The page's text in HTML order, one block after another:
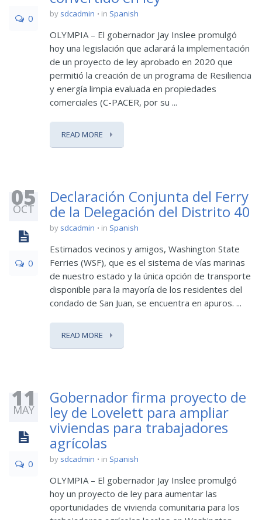
0 by sdcadmin in Spanish
OLYMPIA – El gobernador Jay Inslee promulgó
hoy una legislación que aclarará la implementación
de un proyecto de ley aprobado en 2020 que
permitió la creación de un programa de Resiliencia
y energía limpia evaluada en propiedades
comerciales (C-PACER, por su ...
READ MORE
05
OCT
0
Declaración Conjunta del Ferry
de la Delegación del Distrito 40
by sdcadmin in Spanish
Estimados vecinos y amigos, Washington State
Ferries (WSF), que es el sistema de vías marinas
de nuestro estado y la única opción de transporte
disponible para la mayoría de los residentes del
condado de San Juan, se encuentra en apuros. ...
READ MORE
11
MAY
0
Gobernador firma proyecto de
ley de Lovelett para ampliar
viviendas para trabajadores
agrícolas
by sdcadmin in Spanish
OLYMPIA – El gobernador Jay Inslee promulgó
hoy un proyecto de ley para aumentar las
oportunidades de vivienda comunitaria para los